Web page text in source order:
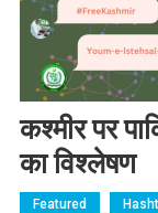
कश्मीर पर
का विश्लेषण
Featured